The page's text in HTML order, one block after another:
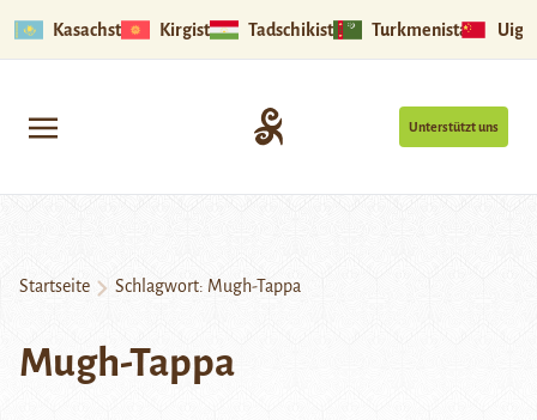
Kasachstan Kirgistan Tadschikistan Turkmenistan
Unterstützt uns
Startseite Schlagwort: Mugh-Tappa
Mugh-Tappa